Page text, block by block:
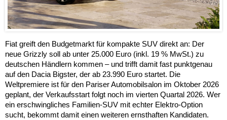
Fiat greift den Budgetmarkt für kompakte SUV direkt an: Der
neue Grizzly soll ab unter 25.000 Euro (inkl. 19 % MwSt.) zu
deutschen Händlern kommen – und trifft damit fast punktgenau
auf den Dacia Bigster, der ab 23.990 Euro startet. Die
Weltpremiere ist für den Pariser Automobilsalon im Oktober 2026
geplant, der Verkaufsstart folgt noch im vierten Quartal 2026. Wer
ein erschwingliches Familien-SUV mit echter Elektro-Option
sucht, bekommt damit einen weiteren ernsthaften Kandidaten.